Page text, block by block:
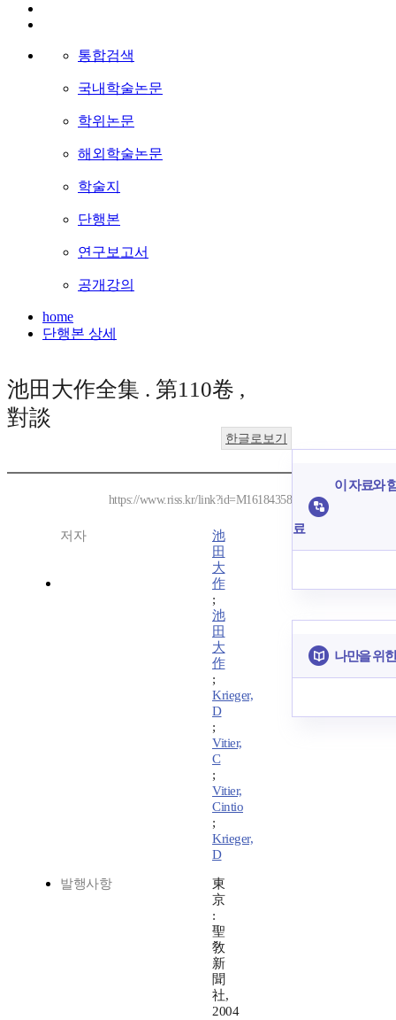
통합검색
국내학술논문
학위논문
해외학술논문
학술지
단행본
연구보고서
공개강의
home
단행본 상세
池田大作全集 . 第110卷 ,
對談
한글로보기
https://www.riss.kr/link?id=M16184358
저자
池
田
大
作
;
池
田
大
作
;
Krieger,
D
;
Vitier,
C
;
Vitier,
Cintio
;
Krieger,
D
발행사항
東
京
:
聖
敎
新
聞
社,
2004
이 자료와
료
나만을 위